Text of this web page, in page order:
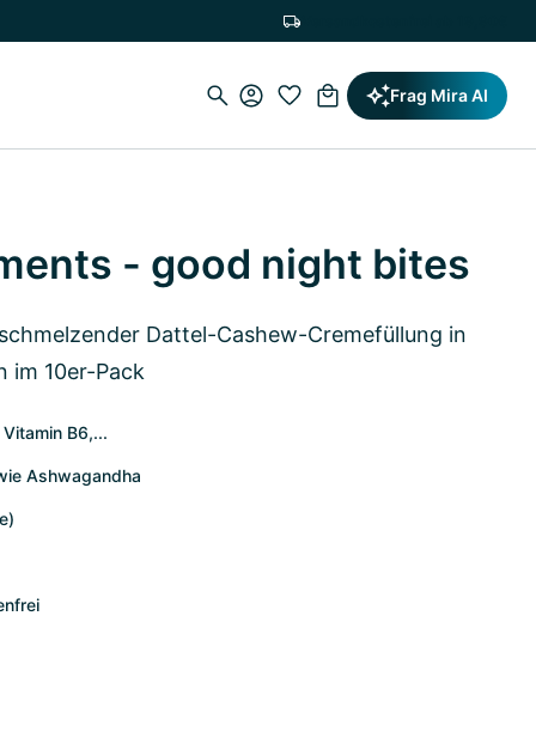
Frag Mira AI
- good night bites
Dattel-Cashew-Cremefüllung in
im 10er-Pack
B6,...
Ashwagandha